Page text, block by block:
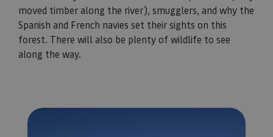
moved timber along the river), smugglers, and why the
Spanish and French navies set their sights on this
forest. There will also be plenty of wildlife to see
along the way.